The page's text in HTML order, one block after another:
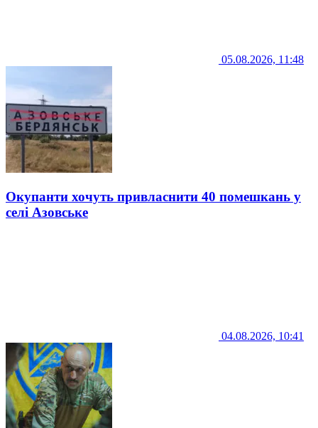
05.08.2026, 11:48
Окупанти хочуть привласнити 40 помешкань у
селі Азовське
04.08.2026, 10:41